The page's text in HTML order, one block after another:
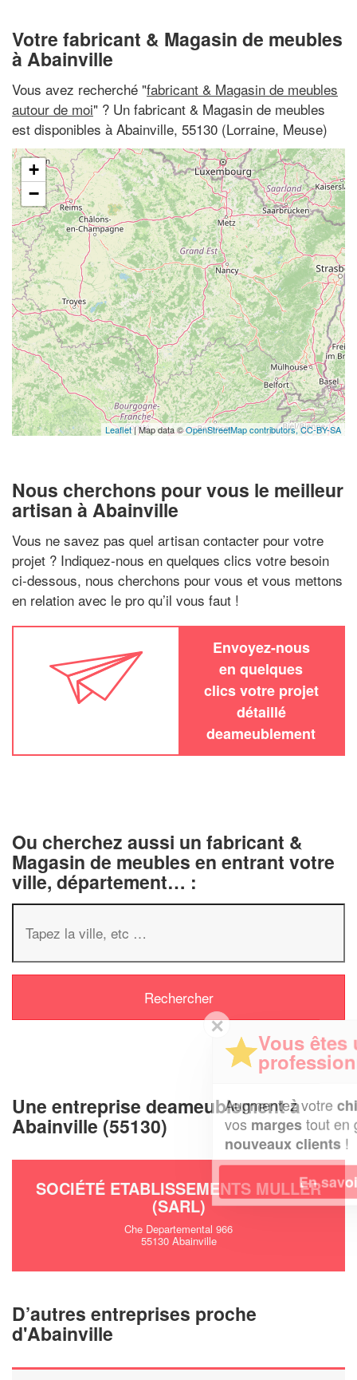
Votre fabricant & Magasin de meubles
à Abainville
Vous avez recherché "fabricant & Magasin de meubles
autour de moi" ? Un fabricant & Magasin de meubles
est disponibles à Abainville, 55130 (Lorraine, Meuse)
+
−
Leaflet| Map data ©OpenStreetMap contributors,CC-BY-SA
Nous cherchons pour vous le meilleur
artisan à Abainville
Vous ne savez pas quel artisan contacter pour votre
projet ? Indiquez-nous en quelques clics votre besoin
ci-dessous, nous cherchons pour vous et vous mettons
en relation avec le pro qu’il vous faut !
Envoyez-nous
en quelques
clics votre projet
détaillé
deameublement
Ou cherchez aussi un fabricant &
Magasin de meubles en entrant votre
ville, département… :
Une entreprise deameublement à
Abainville (55130)
SOCIÉTÉ ETABLISSEMENTS MULLER
(SARL)
Che Departemental 966
55130 Abainville
D’autres entreprises proche
d'Abainville
✕
Vous êtes un
professionnel ?
Augmentez votrechiffre d'affaireset
vosmarges
tout en gagnant de
nouveaux clients
En savoir plus